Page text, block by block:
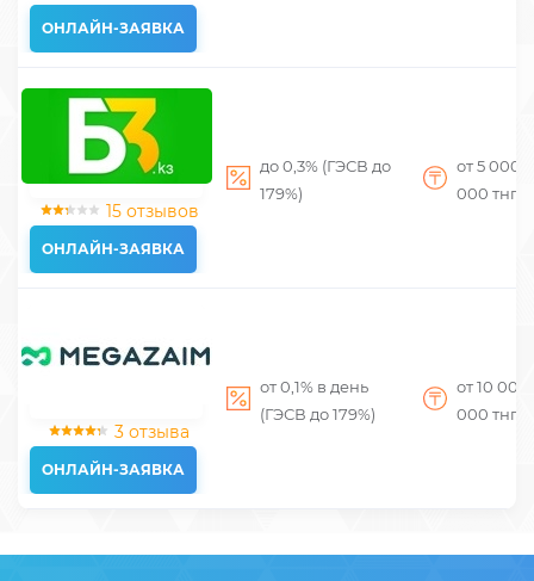
ОНЛАЙН-ЗАЯВКА
15 отзывов
ОНЛАЙН-ЗАЯВКА
до 0,3% (ГЭСВ до
179%)
от 5 000
000 тнг
3 отзыва
ОНЛАЙН-ЗАЯВКА
от 0,1% в день
(ГЭСВ до 179%)
от 10 000
000 тнг